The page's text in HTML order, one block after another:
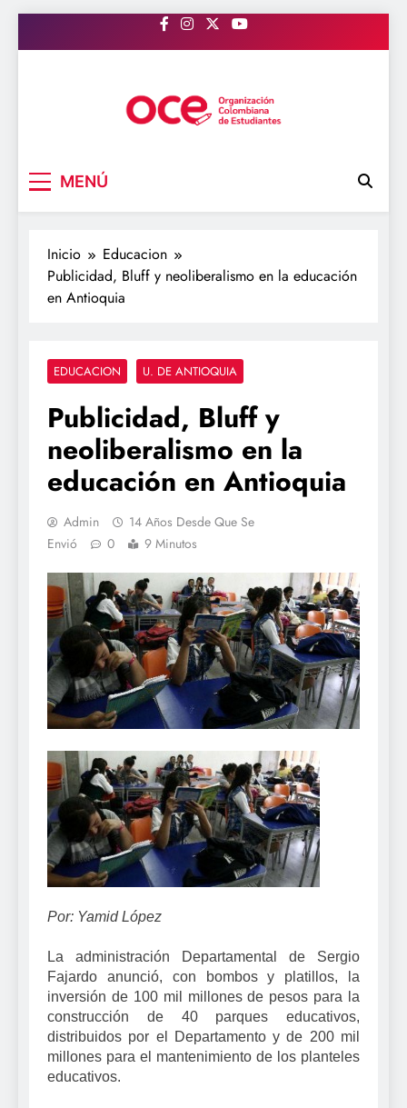
al
MENÚ
Inicio
Educacion
Publicidad, Bluff y neoliberalismo en la educación
en Antioquia
EDUCACION U. DE ANTIOQUIA
Publicidad, Bluff y
neoliberalismo en la
educación en Antioquia
Admin
14 Años Desde Que Se
Envió
0 9 Minutos
Por: Yamid López
La administración Departamental de Sergio
Fajardo anunció, con bombos y platillos, la
inversión de 100 mil millones de pesos para la
construcción de 40 parques educativos,
distribuidos por el Departamento y de 200 mil
millones para el mantenimiento de los planteles
educativos.